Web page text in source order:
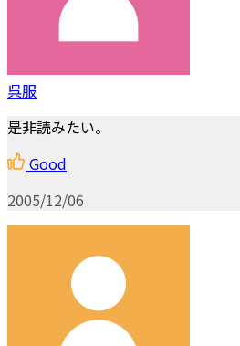
呉服
是非読みたい。
Good
2005/12/06